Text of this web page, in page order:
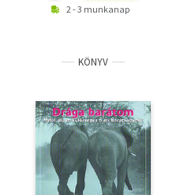
2 - 3 munkanap
KÖNYV